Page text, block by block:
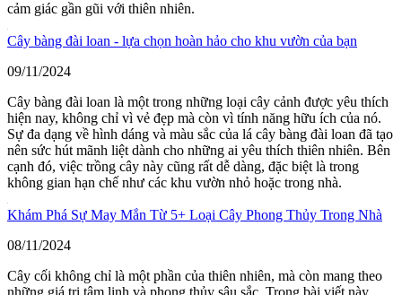
cảm giác gần gũi với thiên nhiên.
Cây bàng đài loan - lựa chọn hoàn hảo cho khu vườn của bạn
09/11/2024
Cây bàng đài loan là một trong những loại cây cảnh được yêu thích
hiện nay, không chỉ vì vẻ đẹp mà còn vì tính năng hữu ích của nó.
Sự đa dạng về hình dáng và màu sắc của lá cây bàng đài loan đã tạo
nên sức hút mãnh liệt dành cho những ai yêu thích thiên nhiên. Bên
cạnh đó, việc trồng cây này cũng rất dễ dàng, đặc biệt là trong
không gian hạn chế như các khu vườn nhỏ hoặc trong nhà.
Khám Phá Sự May Mắn Từ 5+ Loại Cây Phong Thủy Trong Nhà
08/11/2024
Cây cối không chỉ là một phần của thiên nhiên, mà còn mang theo
những giá trị tâm linh và phong thủy sâu sắc. Trong bài viết này,